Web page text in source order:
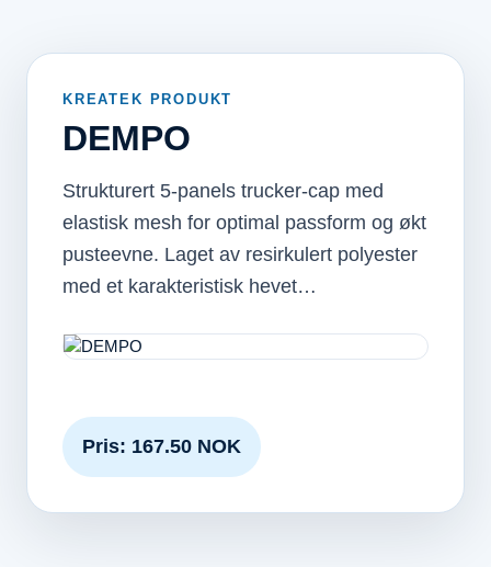
KREATEK PRODUKT
DEMPO
Strukturert 5-panels trucker-cap med
elastisk mesh for optimal passform og økt
pusteevne. Laget av resirkulert polyester
med et karakteristisk hevet…
Pris: 167.50 NOK